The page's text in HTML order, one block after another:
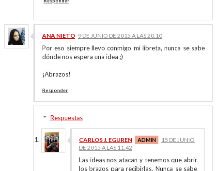
ANA NIETO 9 DE JUNIO DE 2015 A LAS 20:10
Por eso siempre llevo conmigo mi libreta, nunca se sabe
dónde nos espera una idea ;)
¡Abrazos!
Responder
Respuestas
CARLOS J. EGUREN
15 DE JUNIO
DE 2015 A LAS 11:42
Las ideas nos atacan y tenemos que abrir
los brazos para recibirlas. Nunca se sabe